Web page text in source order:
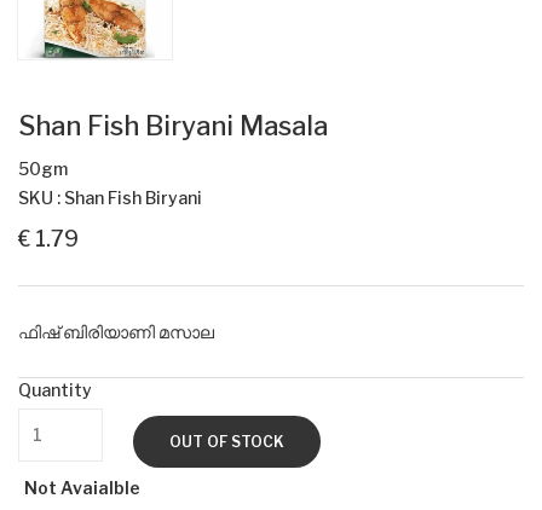
Shan Fish Biryani Masala
50gm
SKU : Shan Fish Biryani
€ 1.79
ഫിഷ് ബിരിയാണി മസാല
Quantity
OUT OF STOCK
Not Avaialble